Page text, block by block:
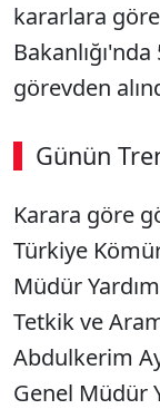
kararlara
görevden
Günün
00:02 / 08:15
Karara göre
Türkiye
Müdür
Tetkik ve
Abdulkerim
Genel Müdür